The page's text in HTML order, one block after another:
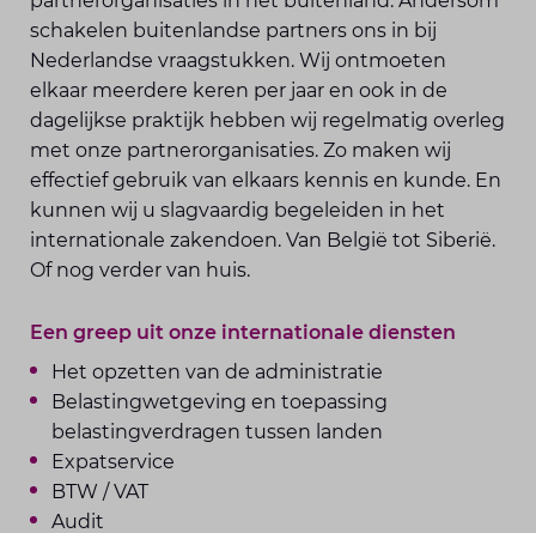
schakelen buitenlandse partners ons in bij
Nederlandse vraagstukken. Wij ontmoeten
elkaar meerdere keren per jaar en ook in de
dagelijkse praktijk hebben wij regelmatig overleg
met onze partnerorganisaties. Zo maken wij
effectief gebruik van elkaars kennis en kunde. En
kunnen wij u slagvaardig begeleiden in het
internationale zakendoen. Van België tot Siberië.
Of nog verder van huis.
Een greep uit onze internationale diensten
Het opzetten van de administratie
Belastingwetgeving en toepassing
belastingverdragen tussen landen
Expatservice
BTW / VAT
Audit